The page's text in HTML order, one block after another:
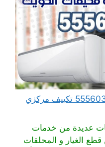
فني تكييف وتبريد الرميثية 55560390 تكييف مركزي
عديدة من خدمات
قطع الغيار و المحلقات